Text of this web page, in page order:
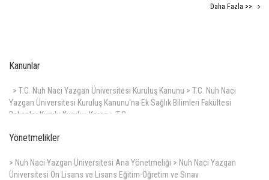
Daha Fazla >>
Kanunlar
> T.C. Nuh Naci Yazgan Üniversitesi Kuruluş Kanunu > T.C. Nuh Naci
Yazgan Üniversitesi Kuruluş Kanunu'na Ek Sağlık Bilimleri Fakültesi
Bakanlar Kurulu Kuruluş Kararı > T.C.
Yönetmelikler
> Nuh Naci Yazgan Üniversitesi Ana Yönetmeliği > Nuh Naci Yazgan
Üniversitesi Ön Lisans ve Lisans Eğitim-Öğretim ve Sınav